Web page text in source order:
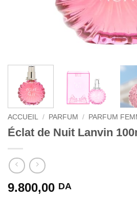
ACCUEIL / PARFUM / PARFUM
Éclat de Nuit Lanvin
9.800,00 DA